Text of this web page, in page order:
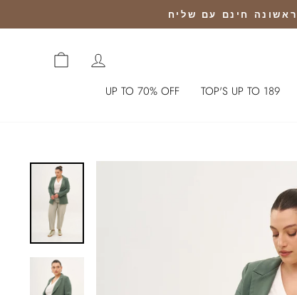
כניסה לחשבון
TOP'S UP TO 189
UP TO 70% OFF